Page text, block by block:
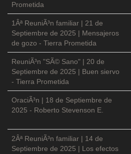
Prometida
1Âª ReuniÃ³n familiar | 21 de
Septiembre de 2025 | Mensajeros
de gozo - Tierra Prometida
ReuniÃ³n "SÃ© Sano" | 20 de
Septiembre de 2025 | Buen siervo
- Tierra Prometida
OraciÃ³n | 18 de Septiembre de
2025 - Roberto Stevenson E.
2Âª ReuniÃ³n familiar | 14 de
Septiembre de 2025 | Los efectos